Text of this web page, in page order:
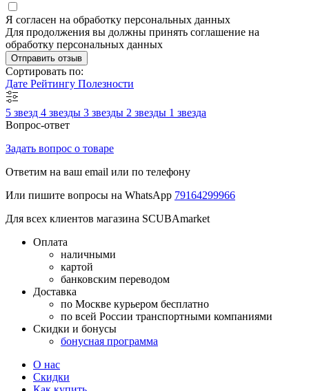
Я согласен на обработку персональных данных
Для продолжения вы должны принять соглашение на
обработку персональных данных
Отправить отзыв
Сортировать по:
Дате Рейтингу Полезности
5 звезд 4 звезды 3 звезды 2 звезды 1 звезда
Вопрос-ответ
Задать вопрос о товаре
Ответим на ваш email или по телефону
Или пишите вопросы на WhatsApp 79164299966
Для всех клиентов магазина SCUBAmarket
Оплата
наличными
картой
банковским переводом
Доставка
по Москве курьером бесплатно
по всей России транспортными компаниями
Скидки и бонусы
бонусная программа
О нас
Скидки